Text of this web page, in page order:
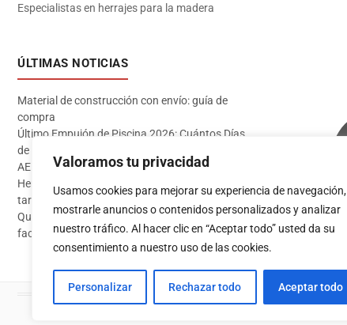
Valoramos tu privacidad
Usamos cookies para mejorar su experiencia de navegación,
mostrarle anuncios o contenidos personalizados y analizar
nuestro tráfico. Al hacer clic en “Aceptar todo” usted da su
consentimiento a nuestro uso de las cookies.
Personalizar Rechazar todo Aceptar todo
Especialistas en herrajes para la madera
ÚLTIMAS NOTICIAS
Material de construcción con envío: guía de
compra
Último Empujón de Piscina 2026: Cuántos Días
de Baño te Quedan en Madrid Sur (Datos
AEMET)
Herramientas imprescindibles para instalar
tarima flotante
Qué pintura usar en exterior: guía completa para
fachadas 2026
Acceder